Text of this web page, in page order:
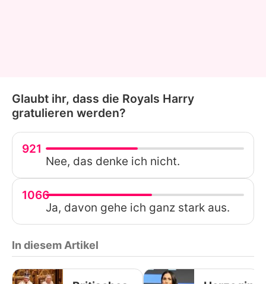
Glaubt ihr, dass die Royals Harry
gratulieren werden?
921
Nee, das denke ich nicht.
1066
Ja, davon gehe ich ganz stark aus.
In diesem Artikel